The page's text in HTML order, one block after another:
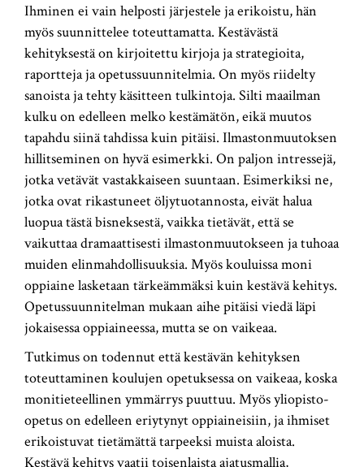
Ihminen ei vain helposti järjestele ja erikoistu, hän
myös suunnittelee toteuttamatta. Kestävästä
kehityksestä on kirjoitettu kirjoja ja strategioita,
raportteja ja opetussuunnitelmia. On myös riidelty
sanoista ja tehty käsitteen tulkintoja. Silti maailman
kulku on edelleen melko kestämätön, eikä muutos
tapahdu siinä tahdissa kuin pitäisi. Ilmastonmuutoksen
hillitseminen on hyvä esimerkki. On paljon intressejä,
jotka vetävät vastakkaiseen suuntaan. Esimerkiksi ne,
jotka ovat rikastuneet öljytuotannosta, eivät halua
luopua tästä bisneksestä, vaikka tietävät, että se
vaikuttaa dramaattisesti ilmastonmuutokseen ja tuhoaa
muiden elinmahdollisuuksia. Myös kouluissa moni
oppiaine lasketaan tärkeämmäksi kuin kestävä kehitys.
Opetussuunnitelman mukaan aihe pitäisi viedä läpi
jokaisessa oppiaineessa, mutta se on vaikeaa.
Tutkimus on todennut että kestävän kehityksen
toteuttaminen koulujen opetuksessa on vaikeaa, koska
monitieteellinen ymmärrys puuttuu. Myös yliopisto-
opetus on edelleen eriytynyt oppiaineisiin, ja ihmiset
erikoistuvat tietämättä tarpeeksi muista aloista.
Kestävä kehitys vaatii toisenlaista ajatusmallia,